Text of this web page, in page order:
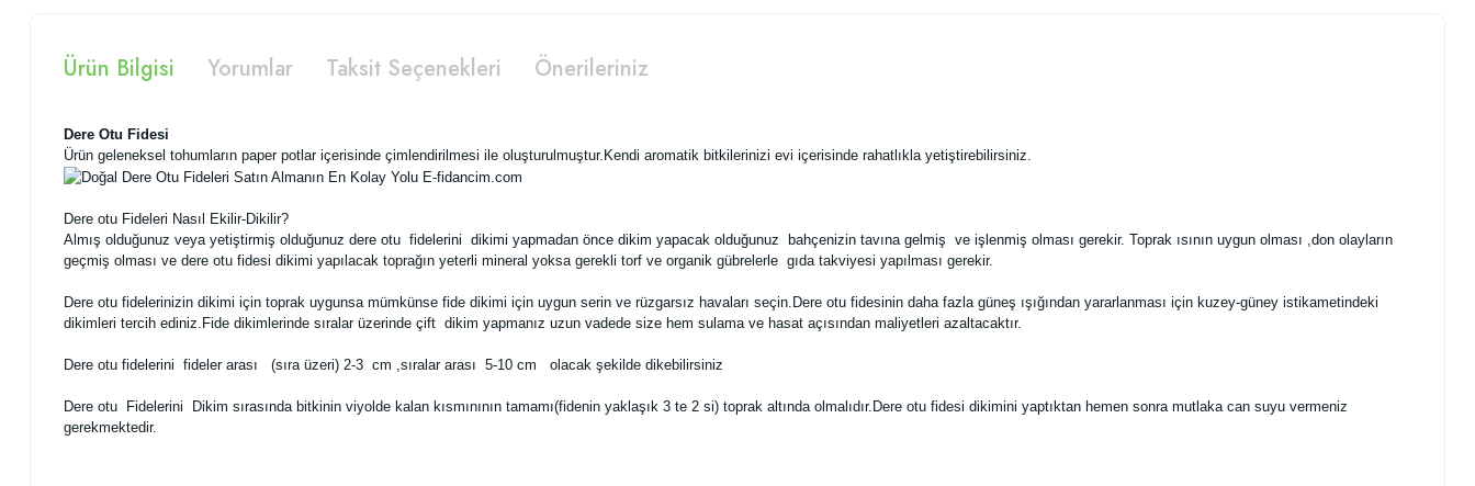
Ürün Bilgisi Yorumlar Taksit Seçenekleri Önerileriniz
Dere Otu Fidesi
Ürün geleneksel tohumların paper potlar içerisinde çimlendirilmesi ile oluşturulmuştur.Kendi aromatik bitkilerinizi evi içerisinde rahatlıkla yetiştirebilirsiniz.
Dere otu Fideleri Nasıl Ekilir-Dikilir?
Almış olduğunuz veya yetiştirmiş olduğunuz dere otu fidelerini dikimi yapmadan önce dikim yapacak olduğunuz bahçenizin tavına gelmiş ve işlenmiş olması gerekir. Toprak ısının uygun olması ,don olayların
geçmiş olması ve dere otu fidesi dikimi yapılacak toprağın yeterli mineral yoksa gerekli torf ve organik gübrelerle gıda takviyesi yapılması gerekir.
Dere otu fidelerinizin dikimi için toprak uygunsa mümkünse fide dikimi için uygun serin ve rüzgarsız havaları seçin.Dere otu fidesinin daha fazla güneş ışığından yararlanması için kuzey-güney istikametindeki
dikimleri tercih ediniz.Fide dikimlerinde sıralar üzerinde çift dikim yapmanız uzun vadede size hem sulama ve hasat açısından maliyetleri azaltacaktır.
Dere otu fidelerini fideler arası (sıra üzeri) 2-3 cm ,sıralar arası 5-10 cm olacak şekilde dikebilirsiniz
Dere otu Fidelerini Dikim sırasında bitkinin viyolde kalan kısmınının tamamı(fidenin yaklaşık 3 te 2 si) toprak altında olmalıdır.Dere otu fidesi dikimini yaptıktan hemen sonra mutlaka can suyu vermeniz
gerekmektedir.